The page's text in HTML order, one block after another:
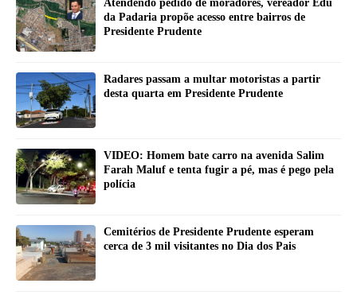
Atendendo pedido de moradores, vereador Edu
da Padaria propõe acesso entre bairros de
Presidente Prudente
Radares passam a multar motoristas a partir
desta quarta em Presidente Prudente
VIDEO: Homem bate carro na avenida Salim
Farah Maluf e tenta fugir a pé, mas é pego pela
polícia
Cemitérios de Presidente Prudente esperam
cerca de 3 mil visitantes no Dia dos Pais